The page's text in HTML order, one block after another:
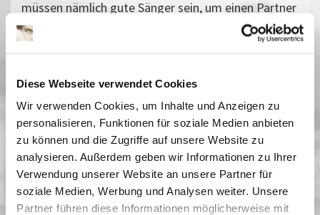
Diese Webseite verwendet Cookies
Wir verwenden Cookies, um Inhalte und Anzeigen zu
personalisieren, Funktionen für soziale Medien anbieten
zu können und die Zugriffe auf unsere Website zu
analysieren. Außerdem geben wir Informationen zu Ihrer
Verwendung unserer Website an unsere Partner für
soziale Medien, Werbung und Analysen weiter. Unsere
Partner führen diese Informationen möglicherweise mit
müssen nämlich gute Sänger sein, um einen Partner
fürs Leben zu finden. Doch Mumble kam stumm zur
Welt, weil sein Vater Elvis das Pinguin-Ei einige Zeit
steppen! "Happy Feet" macht happy und gibt Mut,
denn Mumble bleibt sich trotz aller Rückschläge
selbst treu.
Vergangene Vorstellungen
07 März 2012| 16:00
10 März 2012| 16:00
11 März 2012| 16:00